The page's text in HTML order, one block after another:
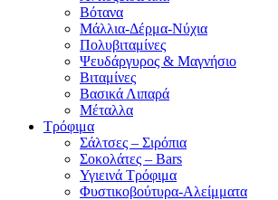
Βότανα
Μάλλια-Δέρμα-Νύχια
Πολυβιταμίνες
Ψευδάργυρος & Μαγνήσιο
Βιταμίνες
Βασικά Λιπαρά
Μέταλλα
Τρόφιμα
Σάλτσες – Σιρόπια
Σοκολάτες – Bars
Υγιεινά Τρόφιμα
Φυστικοβούτυρα-Αλείμματα